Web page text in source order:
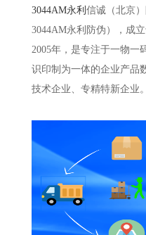
3044AM永利 信诚（北京
3044AM永利防伪），成
2005年，是专注于一物一
识印制为一体的企业产品
技术企业、专精特新企业。